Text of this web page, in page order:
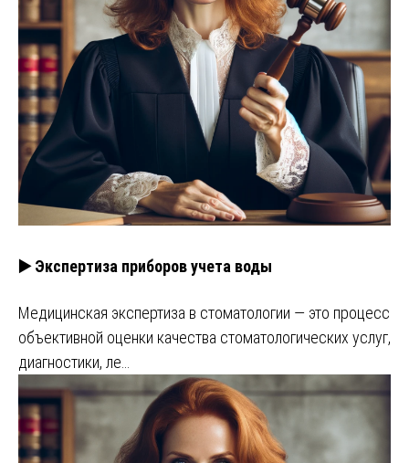
▶️ Экспертиза приборов учета воды
Медицинская экспертиза в стоматологии — это процесс
объективной оценки качества стоматологических услуг,
диагностики, ле…